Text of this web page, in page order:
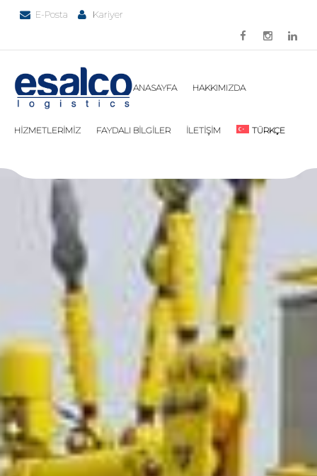
E-Posta Kariyer
ANASAYFA HAKKIMIZDA
HİZMETLERİMİZ FAYDALI BİLGİLER İLETİŞİM TÜRKÇE